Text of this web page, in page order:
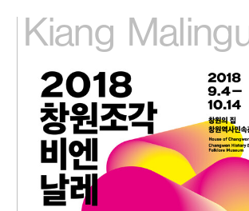
Kiang
展覽
藝術家
視頻
新訊
關於我們
English